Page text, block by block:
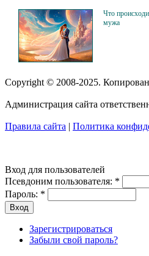
Что
мужа
Copyright © 2008-2025.
Администрация сайта
Правила сайта | Политика
Вход для пользователей
Псевдоним пользователя: *
Пароль: *
Зарегистрироваться
Забыли свой пароль?